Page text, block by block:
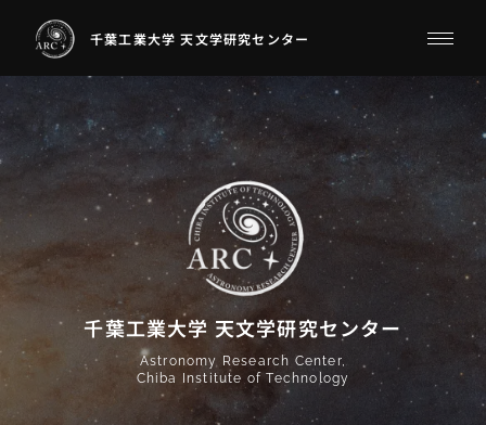
千葉工業大学 天文学研究センター
千葉工業大学 天文学研究センター
Astronomy Research Center,
Chiba Institute of Technology